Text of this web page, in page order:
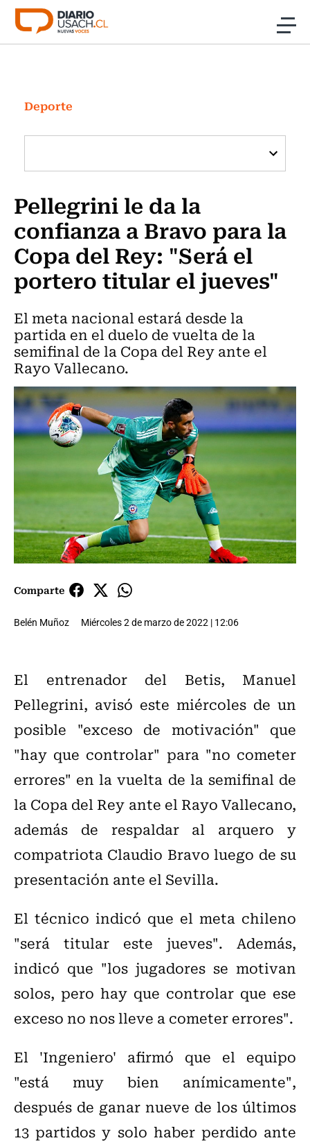
Click acá para ir directamente al contenido
Investigación
Cultura
Programas Radio y TV Usach
Deporte
Pellegrini le da la
confianza a Bravo para la
Copa del Rey: "Será el
portero titular el jueves"
El meta nacional estará desde la
partida en el duelo de vuelta de la
semifinal de la Copa del Rey ante el
Rayo Vallecano.
Comparte
Belén Muñoz Miércoles 2 de marzo de 2022 | 12:06
El entrenador del Betis, Manuel
Pellegrini, avisó este miércoles de un
posible "exceso de motivación" que
"hay que controlar" para "no cometer
errores" en la vuelta de la semifinal de
la Copa del Rey ante el Rayo Vallecano,
además de respaldar al arquero y
compatriota Claudio Bravo luego de su
presentación ante el Sevilla.
El técnico indicó que el meta chileno
"será titular este jueves". Además,
indicó que "los jugadores se motivan
solos, pero hay que controlar que ese
exceso no nos lleve a cometer errores".
El 'Ingeniero' afirmó que el equipo
"está muy bien anímicamente",
después de ganar nueve de los últimos
13 partidos y solo haber perdido ante